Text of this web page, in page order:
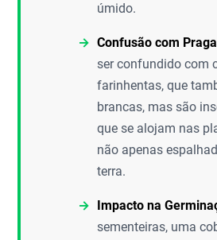
úmido.
Confusão com
ser confundido com
farinhentas, que
brancas, mas são
que se alojam nas
não apenas
terra.
Impacto na
sementeiras, uma